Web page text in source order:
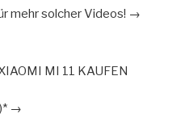
mehr solcher Videos! →
MI 11 KAUFEN
→